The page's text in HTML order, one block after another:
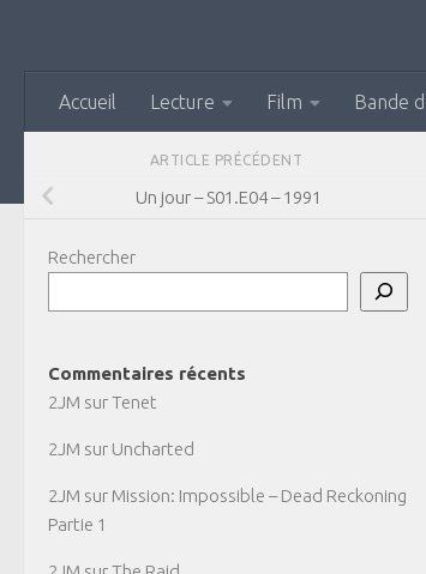
Accueil Lecture Film Bande
ARTICLE PRÉCÉDENT
Un jour – S01.E04 – 1991
Rechercher
Commentaires récents
2JM surTenet
2JM sur Uncharted
2JM sur Mission: Impossible – Dead Reckoning
Partie 1